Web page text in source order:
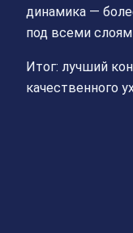
динамика —
под всеми
Итог: лучший
качественного